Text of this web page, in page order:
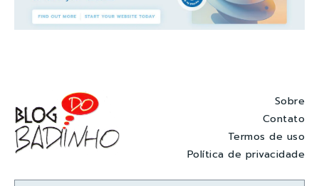
Sobre
Contato
Termos de uso
Política de privacidade